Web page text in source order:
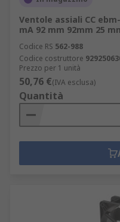
Ventole assiali CC
mA 92 mm 92mm 25
Codice RS 562-988
Codice costruttore
Prezzo per 1 unità
50,76 €(IVA esclusa)
Quantità